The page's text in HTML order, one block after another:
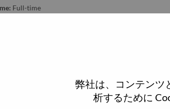
弊社は、コンテンツ
析するために
Full-time
- Tel Aviv-Yafo
at Lenovo
We do what we say. We own what we do.